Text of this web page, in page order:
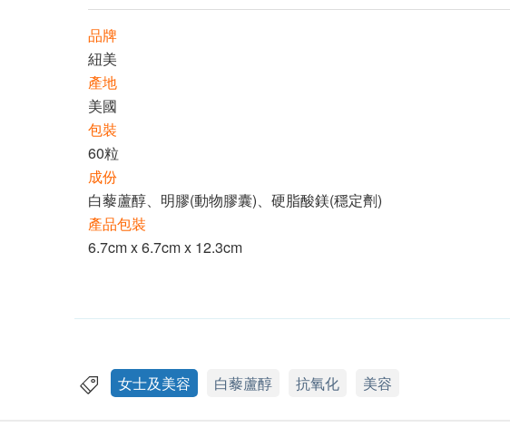
品牌
紐美
產地
美國
包裝
60粒
成份
白藜蘆醇、明膠(動物膠囊)、硬脂酸鎂(穩定劑)
產品包裝
6.7cm x 6.7cm x 12.3cm
女士及美容 白藜蘆醇 抗氧化 美容